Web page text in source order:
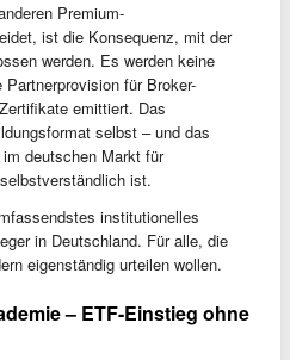
Premium-
ist die Konsequenz, mit der
werden. Es werden keine
für Broker-
emittiert. Das
selbst – und das
deutschen Markt für
ist.
institutionelles
in Deutschland. Für alle, die
eigenständig urteilen wollen.
– ETF-Einstieg ohne